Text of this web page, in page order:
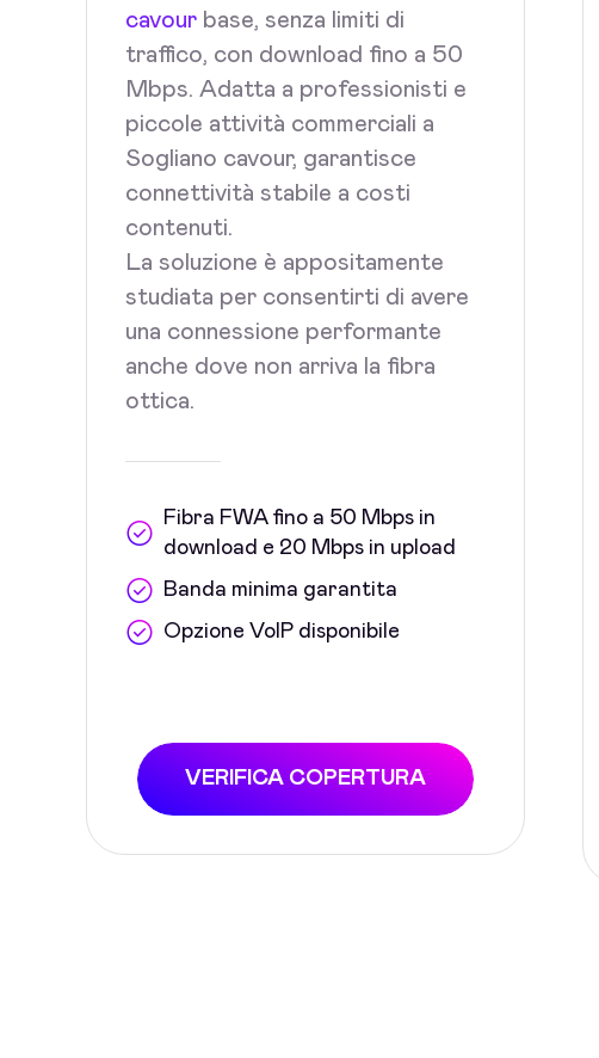
cavour base, senza limiti di
traffico, con download fino a 50
Mbps. Adatta a professionisti e
piccole attività commerciali a
Sogliano cavour, garantisce
connettività stabile a costi
contenuti.
La soluzione è appositamente
studiata per consentirti di avere
una connessione performante
anche dove non arriva la fibra
ottica.
Fibra FWA fino a 50 Mbps in
download e 20 Mbps in upload
Banda minima garantita
Opzione VoIP disponibile
VERIFICA COPERTURA